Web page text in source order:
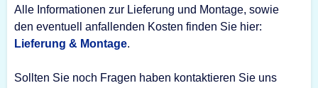
Alle Informationen zur Lieferung und Montage, sowie
den eventuell anfallenden Kosten finden Sie hier:
Lieferung & Montage.
Sollten Sie noch Fragen haben kontaktieren Sie uns